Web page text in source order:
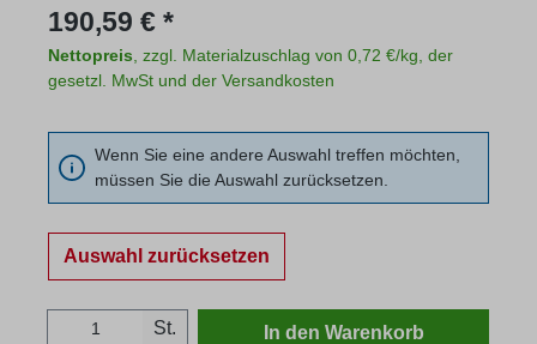
Regulärer Preis:
190,59 € *
Nettopreis , zzgl. Materialzuschlag von 0,72 €/kg, der
gesetzl. MwSt und der Versandkosten
Wenn Sie eine andere Auswahl treffen möchten,
müssen Sie die Auswahl zurücksetzen.
Auswahl zurücksetzen
Produkt Anzahl: Gib den gewünschten
St. In den Warenkorb